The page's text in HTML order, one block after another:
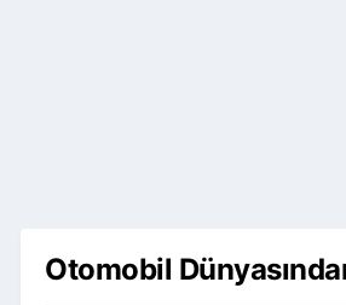
Otomobil